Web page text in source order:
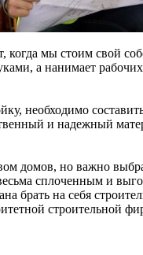
когда мы стоим свой
а нанимает
необходимо
и надежный
домов, но важно
весьма сплоченным и
брать на себя
строительной